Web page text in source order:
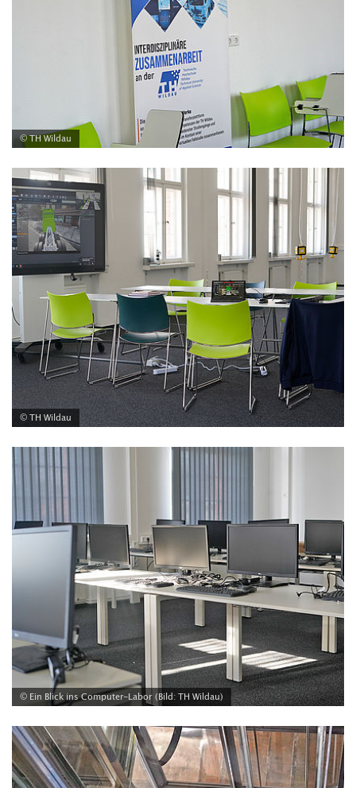
© TH Wildau
© TH Wildau
© Ein Blick ins Computer-Labor (Bild: TH Wildau)